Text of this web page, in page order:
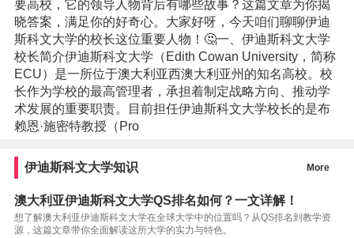
要高校，它的领导人物背后有哪些故事？这篇文章为你揭
晓答案，满足你的好奇心。大家好呀，今天咱们聊聊伊迪
斯科文大学的校长这位重要人物！🤔一、伊迪斯科文大学
校长简介伊迪斯科文大学（Edith Cowan University，简称
ECU）是一所位于澳大利亚西澳大利亚州的知名高校。校
长作为学校的最高管理者，承担着制定战略方向、推动学
术发展的重要职责。目前担任伊迪斯科文大学校长的是布
赖恩·施密特教授（Pro
伊迪斯科文大学知识 More
澳大利亚伊迪斯科文大学QS排名如何？一文详解！
想了解澳大利亚伊迪斯科文大学在全球大学中的位置吗？从QS排名到教学资
源，这篇文章带你全面解读这所大学的实力与特色。